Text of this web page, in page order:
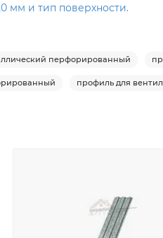
мм и тип поверхности.
перфорированный
профиль для